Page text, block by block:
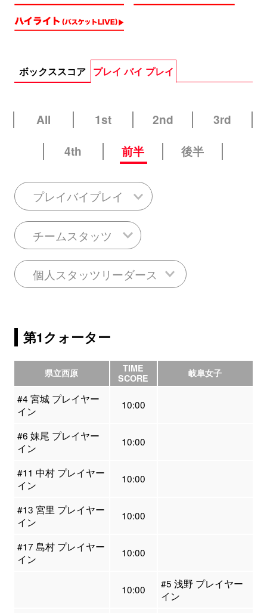
ボックススコア プレイ バイ プレイ
All 1st 2nd
3rd
4th
前半 後半
プレイバイプレイ
チームスタッツ
個人スタッツリーダース
第1クォーター
県立西原
TIME
SCORE
岐阜女子
#4 宮城 プレイヤー
イン
10:00
#6 妹尾 プレイヤー
イン
10:00
#11 中村 プレイヤー
イン
10:00
#13 宮里 プレイヤー
イン
10:00
#17 島村 プレイヤー
イン
10:00
10:00
#5 浅野 プレイヤー
イン